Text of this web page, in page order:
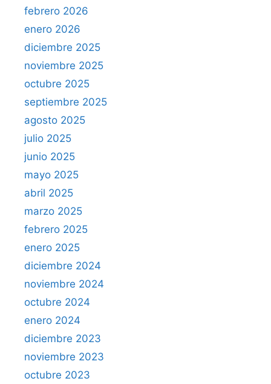
febrero 2026
enero 2026
diciembre 2025
noviembre 2025
octubre 2025
septiembre 2025
agosto 2025
julio 2025
junio 2025
mayo 2025
abril 2025
marzo 2025
febrero 2025
enero 2025
diciembre 2024
noviembre 2024
octubre 2024
enero 2024
diciembre 2023
noviembre 2023
octubre 2023